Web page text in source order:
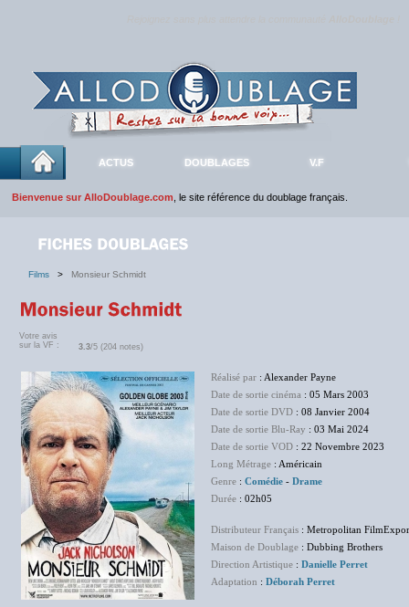
ACTUS DOUBLAGES V.F
Bienvenue sur AlloDoublage.com , le site référence du doublage français.
Films > Monsieur Schmidt
Votre avis
sur la VF :
3.3/5 (204 notes)
Réalisé par : Alexander Payne
Date de sortie cinéma : 05 Mars 2003
Date de sortie DVD : 08 Janvier 2004
Date de sortie Blu-Ray : 03 Mai 2024
Date de sortie VOD : 22 Novembre 2023
Long Métrage : Américain
Genre : Comédie - Drame
Durée : 02h05
Distributeur Français : Metropolitan
Maison de Doublage : Dubbing Brothers
Direction Artistique : Danielle Perret
Adaptation : Déborah Perret